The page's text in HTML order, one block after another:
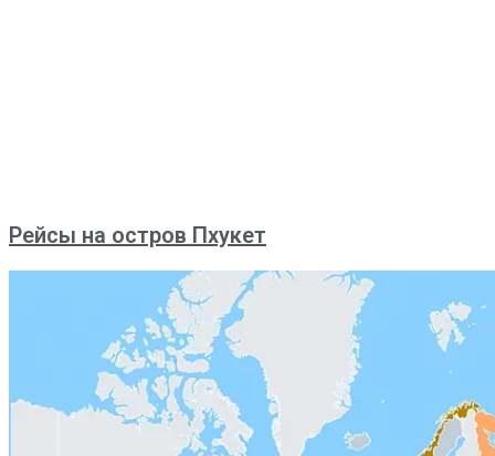
Рейсы на остров Пхукет